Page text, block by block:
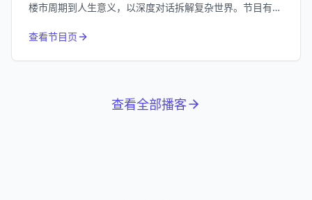
楼市周期到人生意义，以深度对话拆解复杂世界。节目有常
注低利率时代下的普通人生活，是一档硬核又走心的思维马
拉松。
查看节目页
查看全部播客